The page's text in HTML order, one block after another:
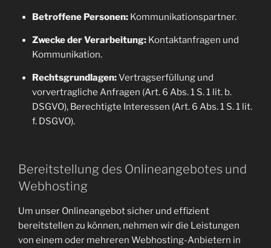
Betroffene Personen:Kommunikationspartner.
Zwecke der Verarbeitung:Kontaktanfragen und
Kommunikation.
Rechtsgrundlagen:Vertragserfüllung und
vorvertragliche Anfragen (Art. 6 Abs. 1 S. 1 lit. b.
DSGVO), Berechtigte Interessen (Art. 6 Abs. 1 S. 1 lit.
f. DSGVO).
Bereitstellung des Onlineangebotes und
Webhosting
Um unser Onlineangebot sicher und effizient
bereitstellen zu können, nehmen wir die Leistungen
von einem oder mehreren Webhosting-Anbietern in